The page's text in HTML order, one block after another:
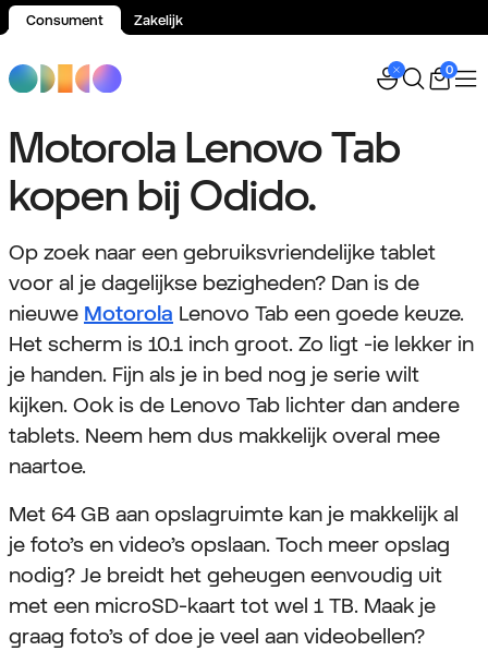
Consument Zakelijk
0
Motorola Lenovo Tab
kopen bij Odido.
Op zoek naar een gebruiksvriendelijke tablet
voor al je dagelijkse bezigheden? Dan is de
nieuwe Motorola Lenovo Tab een goede keuze.
Het scherm is 10.1 inch groot. Zo ligt -ie lekker in
je handen. Fijn als je in bed nog je serie wilt
kijken. Ook is de Lenovo Tab lichter dan andere
tablets. Neem hem dus makkelijk overal mee
naartoe.
Met 64 GB aan opslagruimte kan je makkelijk al
je foto’s en video’s opslaan. Toch meer opslag
nodig? Je breidt het geheugen eenvoudig uit
met een microSD-kaart tot wel 1 TB. Maak je
graag foto’s of doe je veel aan videobellen?